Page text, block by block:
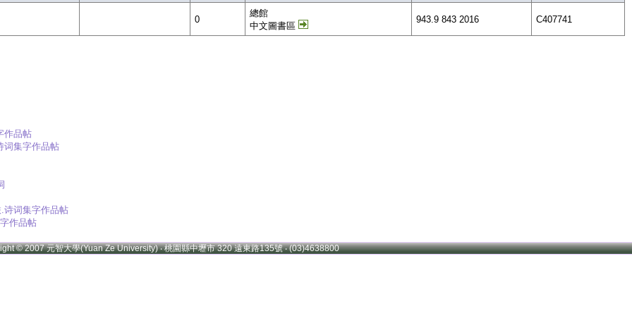
0
總館
中文圖書區
943.9 843 2016 C407741
作品帖
词集字作品帖
诗词集字作品帖
作品帖
© 2007 元智大學(Yuan Ze University) ‧ 桃園縣中壢市 320 遠東路135號 ‧ (03)4638800